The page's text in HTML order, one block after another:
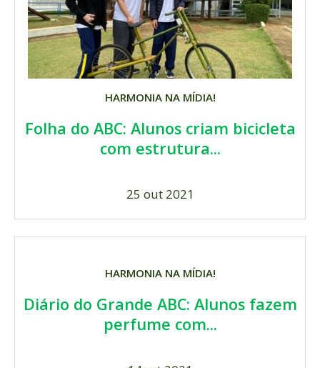
HARMONIA NA MÍDIA!
Folha do ABC: Alunos criam bicicleta
com estrutura...
25 out 2021
HARMONIA NA MÍDIA!
Diário do Grande ABC: Alunos fazem
perfume com...